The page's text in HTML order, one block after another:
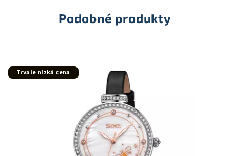
Podobné produkty
Trvale nízká cena